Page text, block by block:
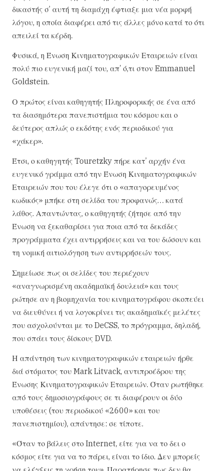
δικαστής σ’ αυτή τη διαμάχη έφτιαξε μια νέα μορφή
λόγου, η οποία διαφέρει από τις άλλες μόνο κατά το ότι
απειλεί τα κέρδη.
Φυσικά, η Ένωση Κινηματογραφικών Εταιρειών είναι
πολύ πιο ευγενική μαζί του, απ’ ό,τι στον Emmanuel
Goldstein.
Ο πρώτος είναι καθηγητής Πληροφορικής σε ένα από
τα διασημότερα πανεπιστήμια του κόσμου και ο
δεύτερος απλώς ο εκδότης ενός περιοδικού για
«χάκερ».
Έτσι, ο καθηγητής Touretzky πήρε κατ’ αρχήν ένα
ευγενικό γράμμα από την Ένωση Κινηματογραφικών
Εταιρειών που του έλεγε ότι ο «απαγορευμένος
κωδικός» μπήκε στη σελίδα του προφανώς… κατά
λάθος. Απαντώντας, ο καθηγητής ζήτησε από την
Ένωση να ξεκαθαρίσει για ποια από τα δεκάδες
προγράμματα έχει αντιρρήσεις και να του δώσουν και
τη νομική αιτιολόγηση των αντιρρήσεών τους.
Σημείωσε πως οι σελίδες του περιέχουν
«αναγνωρισμένη ακαδημαϊκή δουλειά» και τους
ρώτησε αν η βιομηχανία του κινηματογράφου σκοπεύει
να διευθύνει ή να λογοκρίνει τις ακαδημαϊκές μελέτες
που ασχολούνται με το DeCSS, το πρόγραμμα, δηλαδή,
που σπάει τους δίσκους DVD.
Η απάντηση των κινηματογραφικών εταιρειών ήρθε
διά στόματος του Mark Litvack, αντιπροέδρου της
Ένωσης Κινηματογραφικών Εταιρειών. Όταν ρωτήθηκε
από τους δημοσιογράφους σε τι διαφέρουν οι δύο
υποθέσεις (του περιοδικού «2600» και του
πανεπιστημίου), απάντησε: σε τίποτε.
«Όταν το βάλεις στο Internet, είτε για να το δει ο
κόσμος είτε για να το πάρει, είναι το ίδιο. Δεν μπορείς